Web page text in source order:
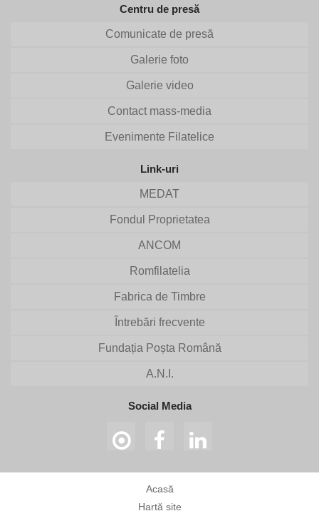
Centru de presă
Comunicate de presă
Galerie foto
Galerie video
Contact mass-media
Evenimente Filatelice
Link-uri
MEDAT
Fondul Proprietatea
ANCOM
Romfilatelia
Fabrica de Timbre
Întrebări frecvente
Fundația Poșta Română
A.N.I.
Social Media
Acasă
Hartă site